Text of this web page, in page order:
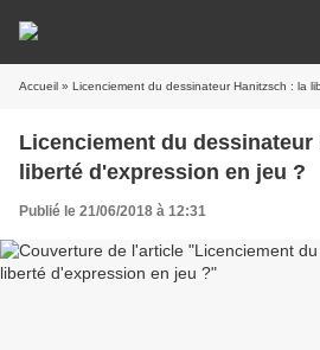
Accueil » Licenciement du dessinateur Hanitzsch : la
Licenciement du dessinateur
liberté d'expression en jeu ?
Publié le 21/06/2018 à 12:31